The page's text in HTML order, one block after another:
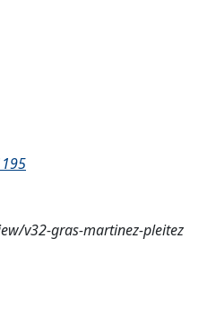
v32-gras-martinez-pleitez